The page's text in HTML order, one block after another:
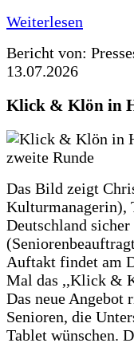
Weiterlesen
Bericht von:
13.07.2026
Klick & Klön in
Das Bild zeigt
Kulturmanagerin),
Deutschland
Auftakt findet am
Mal das ,,Klick &
Das neue Angebot
Senioren, die
Tablet wünschen.